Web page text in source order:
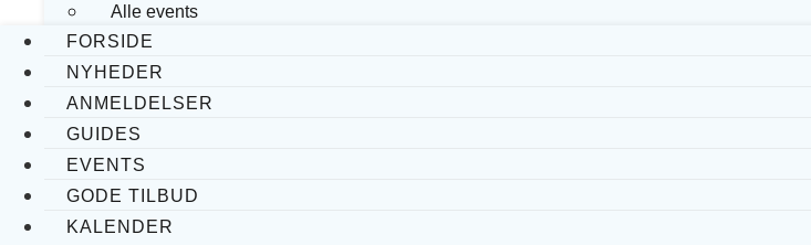
Alle events
FORSIDE
NYHEDER
ANMELDELSER
GUIDES
EVENTS
GODE TILBUD
KALENDER